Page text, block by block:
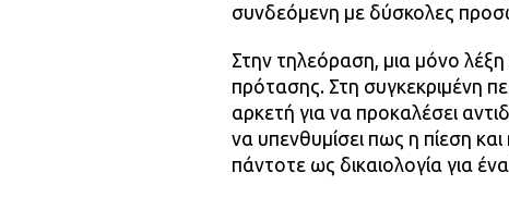
συνδεόμενη με δύσκολες
Στην τηλεόραση, μια μόνο
πρότασης. Στη συγκεκριμένη
αρκετή για να προκαλέσει
να υπενθυμίσει πως η πίεση
πάντοτε ως δικαιολογία για